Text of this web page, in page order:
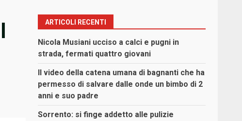
ARTICOLI RECENTI
Nicola Musiani ucciso a calci e pugni in
strada, fermati quattro giovani
Il video della catena umana di bagnanti che ha
permesso di salvare dalle onde un bimbo di 2
anni e suo padre
Sorrento: si finge addetto alle pulizie